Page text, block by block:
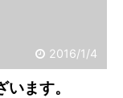
2016/1/4
ます。